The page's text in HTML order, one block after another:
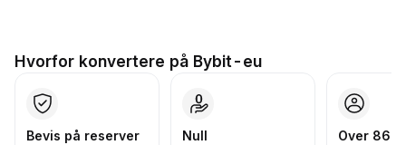
Hvorfor konvertere på Bybit-eu
Bevis på reserver
Null
Over 86